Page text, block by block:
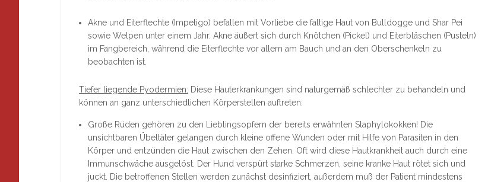
Akne und Eiterflechte (Impetigo) befallen mit Vorliebe die faltige Haut von Bulldogge und Shar Pei
sowie Welpen unter einem Jahr. Akne äußert sich durch Knötchen (Pickel) und Eiterbläschen (Pusteln)
im Fangbereich, während die Eiterflechte vor allem am Bauch und an den Oberschenkeln zu
beobachten ist.
Tiefer liegende Pyodermien: Diese Hauterkrankungen sind naturgemäß schlechter zu behandeln und
können an ganz unterschiedlichen Körperstellen auftreten:
Große Rüden gehören zu den Lieblingsopfern der bereits erwähnten Staphylokokken! Die
unsichtbaren Übeltäter gelangen durch kleine offene Wunden oder mit Hilfe von Parasiten in den
Körper und entzünden die Haut zwischen den Zehen. Oft wird diese Hautkrankheit auch durch eine
Immunschwäche ausgelöst. Der Hund verspürt starke Schmerzen, seine kranke Haut rötet sich und
juckt. Die betroffenen Stellen werden zunächst desinfiziert, außerdem muß der Patient mindestens